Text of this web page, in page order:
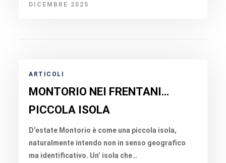
DICEMBRE 2025
ARTICOLI
MONTORIO NEI FRENTANI…
PICCOLA ISOLA
D’estate Montorio è come una piccola isola,
naturalmente intendo non in senso geografico
ma identificativo. Un’ isola che…